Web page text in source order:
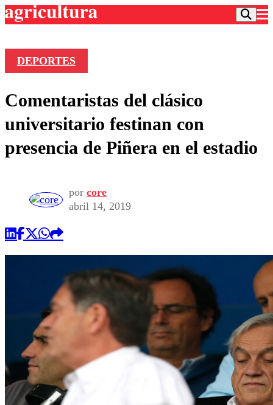
Frecuencias
Agricultura TV
Deportes
Colo Colo
Seleccion Chilena
Entretención
Economía
Publicaciones en medios
Opinión
DEPORTES
Comentaristas del clásico
universitario festinan con
presencia de Piñera en el estadio
por core
abril 14, 2019